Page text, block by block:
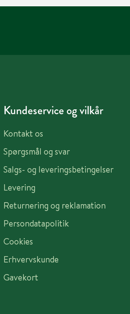
Kundeservice og vilkår
Kontakt os
Spørgsmål og svar
Salgs- og leveringsbetingelser
Levering
Returnering og reklamation
Persondatapolitik
Cookies
Erhvervskunde
Gavekort